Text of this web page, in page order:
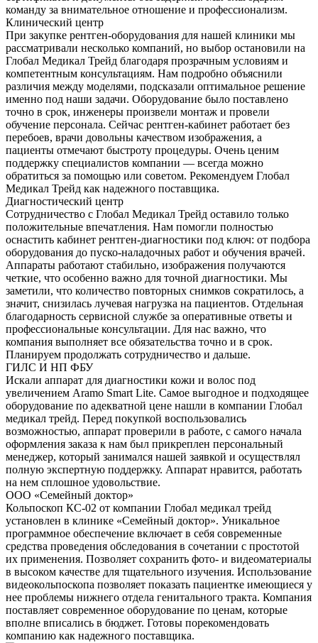
команду за внимательное отношение и профессионализм.
Клинический центр
При закупке рентген-оборудования для нашей клиники мы
рассматривали несколько компаний, но выбор остановили на
Глобал Медикал Трейд благодаря прозрачным условиям и
компетентным консультациям. Нам подробно объяснили
различия между моделями, подсказали оптимальное решение
именно под наши задачи. Оборудование было поставлено
точно в срок, инженеры произвели монтаж и провели
обучение персонала. Сейчас рентген-кабинет работает без
перебоев, врачи довольны качеством изображения, а
пациенты отмечают быстроту процедуры. Очень ценим
поддержку специалистов компании — всегда можно
обратиться за помощью или советом. Рекомендуем Глобал
Медикал Трейд как надежного поставщика.
Диагностический центр
Сотрудничество с Глобал Медикал Трейд оставило только
положительные впечатления. Нам помогли полностью
оснастить кабинет рентген-диагностики под ключ: от подбора
оборудования до пуско-наладочных работ и обучения врачей.
Аппараты работают стабильно, изображения получаются
четкие, что особенно важно для точной диагностики. Мы
заметили, что количество повторных снимков сократилось, а
значит, снизилась лучевая нагрузка на пациентов. Отдельная
благодарность сервисной службе за оперативные ответы и
профессиональные консультации. Для нас важно, что
компания выполняет все обязательства точно и в срок.
Планируем продолжать сотрудничество и дальше.
ГИЛС И НП ФБУ
Искали аппарат для диагностики кожи и волос под
увеличением Aramo Smart Lite. Самое выгодное и подходящее
оборудование по адекватной цене нашли в компании Глобал
медикал трейд. Перед покупкой воспользовались
возможностью, аппарат проверили в работе, с самого начала
оформления заказа к нам был прикреплен персональный
менеджер, который занимался нашей заявкой и осуществлял
полную экспертную поддержку. Аппарат нравится, работать
на нем сплошное удовольствие.
ООО «Семейный доктор»
Кольпоскоп КС-02 от компании Глобал медикал трейд
установлен в клинике «Семейный доктор». Уникальное
программное обеспечение включает в себя современные
средства проведения обследования в сочетании с простотой
их применения. Позволяет сохранить фото- и видеоматериалы
в высоком качестве для тщательного изучения. Использование
видеокольпоскопа позволяет показать пациентке имеющиеся у
нее проблемы нижнего отдела генитального тракта. Компания
поставляет современное оборудование по ценам, которые
вполне вписались в бюджет. Готовы порекомендовать
компанию как надежного поставщика.